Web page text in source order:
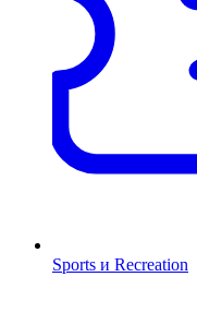
Sports и Recreation